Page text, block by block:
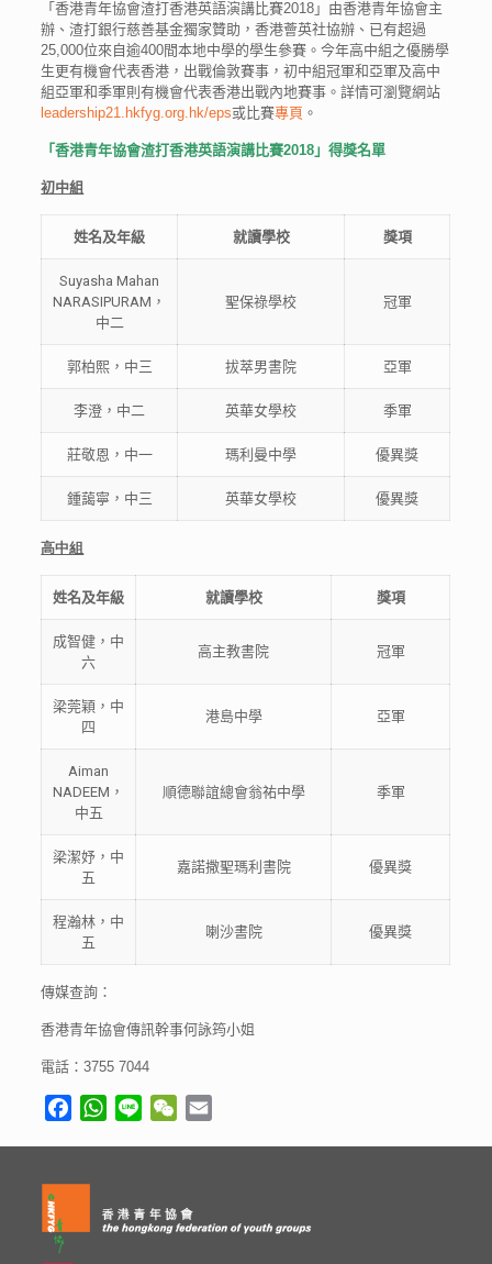
「香港青年協會渣打香港英語演講比賽2018」由香港青年協會主
辦、渣打銀行慈善基金獨家贊助，香港薈英社協辦、已有超過
25,000位來自逾400間本地中學的學生參賽。今年高中組之優勝學
生更有機會代表香港，出戰倫敦賽事，初中組冠軍和亞軍及高中
組亞軍和季軍則有機會代表香港出戰內地賽事。詳情可瀏覽網站
leadership21.hkfyg.org.hk/eps或比賽專頁 。
「香港青年協會渣打香港英語演講比賽2018 」得獎名單
初中組
姓名及年級 就讀學校 獎項
Suyasha Mahan
NARASIPURAM，
中二
聖保祿學校 冠軍
郭柏熙，中三 拔萃男書院 亞軍
李澄，中二 英華女學校 季軍
莊敬恩，中一 瑪利曼中學 優異獎
鍾藹寧，中三 英華女學校 優異獎
高中組
姓名及年級 就讀學校 獎項
成智健，中
六
高主教書院 冠軍
梁莞穎，中
四
港島中學 亞軍
Aiman
NADEEM，
中五
順德聯誼總會翁祐中學 季軍
梁潔妤，中
五
嘉諾撒聖瑪利書院 優異獎
程瀚林，中
五
喇沙書院 優異獎
傳媒查詢：
香港青年協會傳訊幹事何詠筠小姐
電話：3755 7044
FacebookWhatsApp
Line WeChat